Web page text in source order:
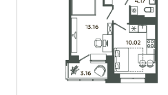
Объект месяца